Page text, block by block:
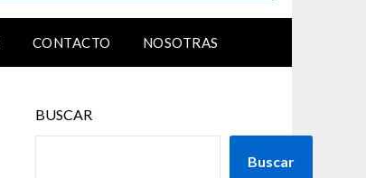
CONTACTO NOSOTRAS
BUSCAR
Buscar